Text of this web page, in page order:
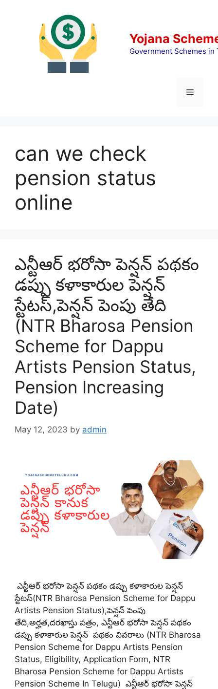
Yojana
Government Schemes in
Menu
can we check
pension status
online
ఎన్టీఆర్ భరోసా పెన్షన్ పథకం
డప్పు కళాకారుల పెన్షన్
స్టేటస్,పెన్షన్ పెంపు తేది
(NTR Bharosa Pension
Scheme for Dappu
Artists Pension Status,
Pension Increasing
Date)
May 12, 2023 by admin
ఎన్టీఆర్ భరోసా పెన్షన్ పథకం డప్పు కళాకారుల పెన్షన్
స్టేటస్(NTR Bharosa Pension Scheme for Dappu
Artists Pension Status),పెన్షన్ పెంపు
తేది,అర్హత,దరఖాస్తు పత్రం, ఎన్టీఆర్ భరోసా పెన్షన్ పథకం
డప్పు కళాకారుల పెన్షన్ పథకం వివరాలు (NTR Bharosa
Pension Scheme for Dappu Artists Pension
Status, Eligibility, Application Form, NTR
Bharosa Pension Scheme for Dappu Artists
Pension Scheme In Telugu) ఎన్టీఆర్ భరోసా పెన్షన్